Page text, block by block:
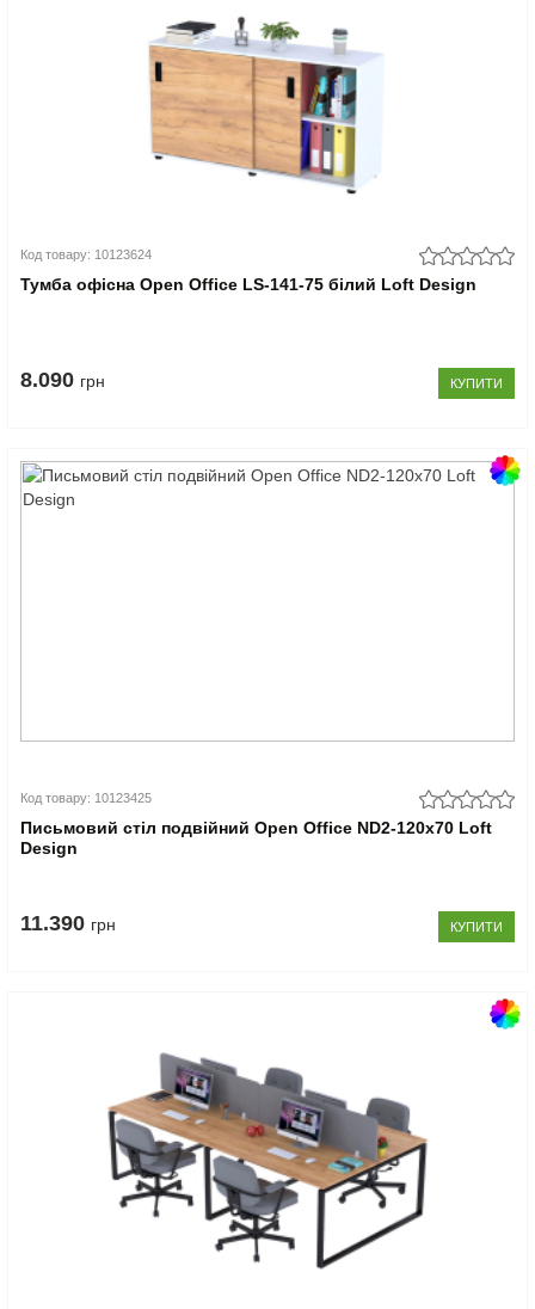
Код товару: 10123624
Тумба офісна Open Office LS-141-75 білий Loft Design
8.090 грн КУПИТИ
Код товару: 10123425
Письмовий стіл подвійний Open Office ND2-120х70 Loft
Design
11.390 грн КУПИТИ